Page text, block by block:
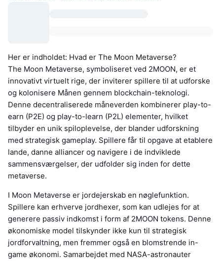
Her er indholdet: Hvad er The Moon Metaverse?
The Moon Metaverse, symboliseret ved 2MOON, er et
innovativt virtuelt rige, der inviterer spillere til at udforske
og kolonisere Månen gennem blockchain-teknologi.
Denne decentraliserede måneverden kombinerer play-to-
earn (P2E) og play-to-learn (P2L) elementer, hvilket
tilbyder en unik spiloplevelse, der blander udforskning
med strategisk gameplay. Spillere får til opgave at etablere
lande, danne alliancer og navigere i de indviklede
sammensværgelser, der udfolder sig inden for dette
metaverse.
I Moon Metaverse er jordejerskab en nøglefunktion.
Spillere kan erhverve jordhexer, som kan udlejes for at
generere passiv indkomst i form af 2MOON tokens. Denne
økonomiske model tilskynder ikke kun til strategisk
jordforvaltning, men fremmer også en blomstrende in-
game økonomi. Samarbejdet med NASA-astronauter